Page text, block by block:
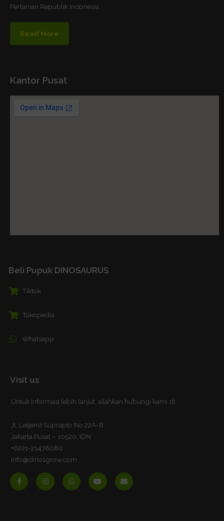
Pertanian Republik Indonesia.
Read More
Kantor Pusat
Beli Pupuk DINOSAURUS
Tiktok
Tokopedia
Whatsapp
Visit us
Untuk informasi lebih lanjut, silahkan hubungi kami di:
Jl, Letjend Suprapto No 22A-B
Jakarta Pusat – 10520, IDN
+6221-21478080
info@dinosgrow.com
F
I
W
Y
E